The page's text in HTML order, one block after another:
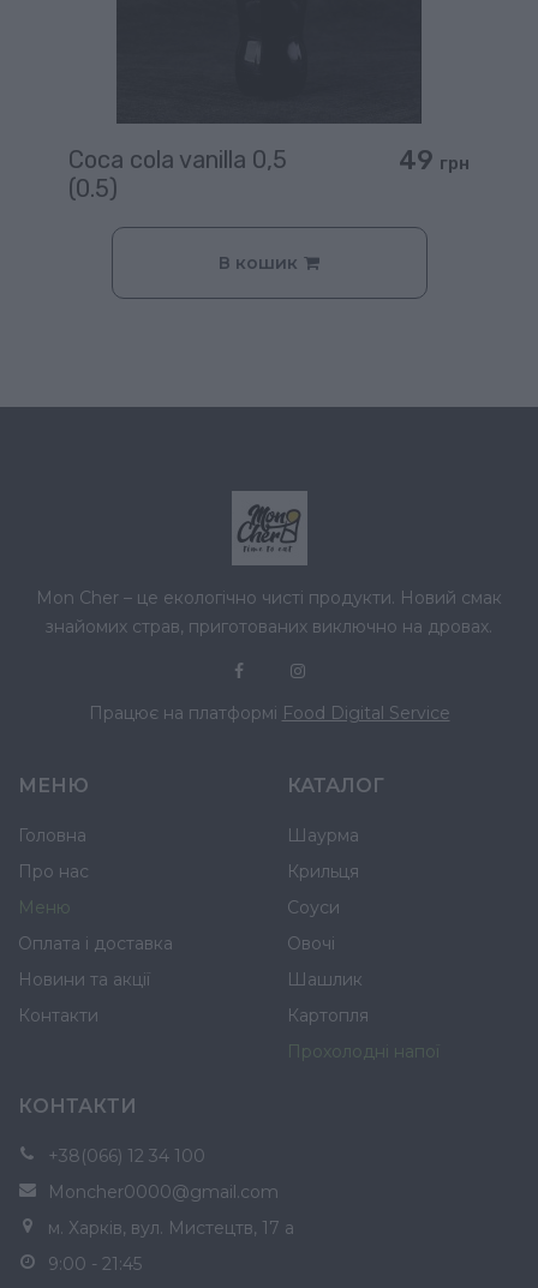
Coca cola vanilla 0,5
(0.5)
49 грн
В кошик
Mon Cher – це екологічно чисті продукти. Новий смак
знайомих страв, приготованих виключно на дровах.
Працює на платформі Food Digital Service
МЕНЮ
Головна
Про нас
Меню
Оплата і доставка
Новини та акції
Контакти
КАТАЛОГ
Шаурма
Крильця
Соуси
Овочі
Шашлик
Картопля
Прохолодні напої
КОНТАКТИ
+38(066) 12 34 100
Moncher0000@gmail.com
м. Харків, вул. Мистецтв, 17 а
9:00 - 21:45